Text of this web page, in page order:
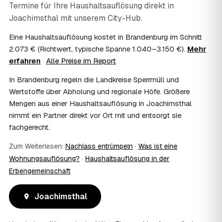
07 Ist die Haushaltsauflösung im Nachlass
steuerlich absetzbar?
Haushaltsauflösung als Nachlassverbindlichkeit die
Erbschaftsteuer mindern, bei vermieteten Objekten teils
als Werbungskosten. Sie erhalten eine ordentliche
Steuerberater – wir liefern die nötigen Unterlagen.
08 Muss ich als Erbe in Joachimsthal vor Ort
anwesend sein?
Nein, Sie müssen nicht durchgängig anwesend sein. Viele
Erben übergeben in Joachimsthal nur die Schlüssel und
kurze Übergabe zu Beginn und zur besenreinen Abnahme
genügt meist.
09 Bekomme ich einen Entsorgungsnachweis?
Verwertungsnachweis über die fachgerechte Entsorgung.
So ist dokumentiert, dass der Hausstand in Joachimsthal
Termine für Ihre Haushaltsauflösung direkt in
Joachimsthal mit unserem City-Hub.
Eine Haushaltsauflösung kostet in Brandenburg im Schnitt
2.073 € (Richtwert, typische Spanne 1.040–3.150 €). Mehr
erfahren · Alle Preise im Report
In Brandenburg regeln die Landkreise Sperrmüll und
Wertstoffe über Abholung und regionale Höfe. Größere
Mengen aus einer Haushaltsauflösung in Joachimsthal
nimmt ein Partner direkt vor Ort mit und entsorgt sie
fachgerecht.
Zum Weiterlesen: Nachlass entrümpeln · Was ist eine
Wohnungsauflösung? · Haushaltsauflösung in der
Erbengemeinschaft
Joachimsthal